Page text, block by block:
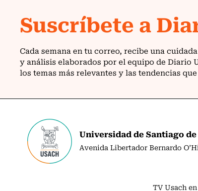
Universidad de Santiago
Avenida Libertador Bernardo
TV Usach